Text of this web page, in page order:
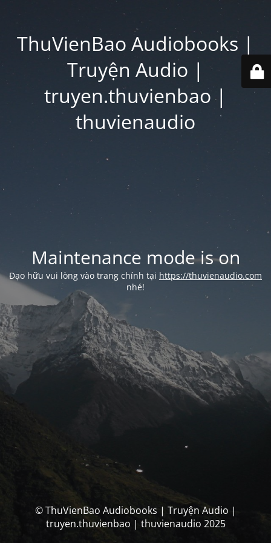
ThuVienBao Audiobooks |
Truyện Audio |
truyen.thuvienbao |
thuvienaudio
Maintenance mode is on
Đạo hữu vui lòng vào trang chính tại https://thuvienaudio.com
nhé!
© ThuVienBao Audiobooks | Truyện Audio |
truyen.thuvienbao | thuvienaudio 2025